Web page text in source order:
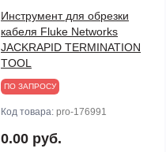
Инструмент для обрезки
кабеля Fluke Networks
JACKRAPID TERMINATION
TOOL
ПО ЗАПРОСУ
Код товара: pro-176991
0.00 руб.